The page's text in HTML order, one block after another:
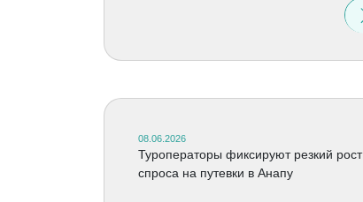
08.06.2026
Туроператоры фиксируют резкий рост
спроса на путевки в Анапу